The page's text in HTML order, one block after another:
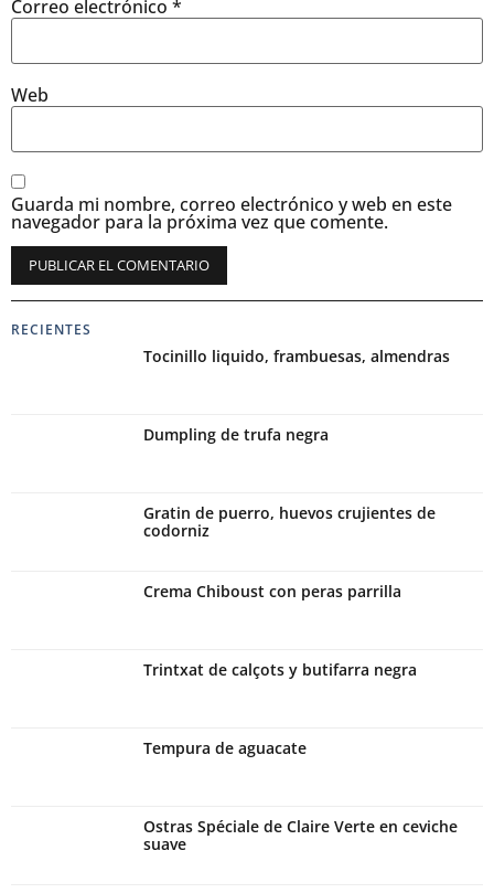
Correo electrónico *
Web
Guarda mi nombre, correo electrónico y web en este
navegador para la próxima vez que comente.
RECIENTES
Tocinillo liquido, frambuesas, almendras
Dumpling de trufa negra
Gratin de puerro, huevos crujientes de
codorniz
Crema Chiboust con peras parrilla
Trintxat de calçots y butifarra negra
Tempura de aguacate
Ostras Spéciale de Claire Verte en ceviche
suave